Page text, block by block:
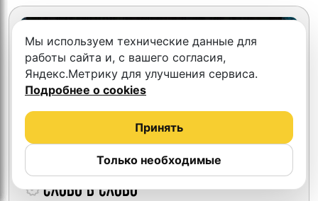
Слово в слово
Мы используем технические данные для
работы сайта и, с вашего согласия,
Яндекс.Метрику для улучшения сервиса.
Подробнее о cookies
Только необходимые
Принять